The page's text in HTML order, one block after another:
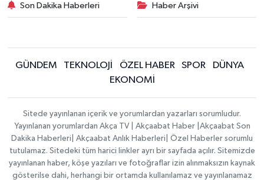
Son Dakika Haberleri Haber Arşivi
GÜNDEM TEKNOLOJİ ÖZEL HABER SPOR
DÜNYA
EKONOMİ
Sitede yayınlanan içerik ve yorumlardan yazarları sorumludur.
Yayınlanan yorumlardan Akça TV | Akçaabat Haber |Akçaabat Son
Dakika Haberleri| Akçaabat Anlık Haberleri| Özel Haberler sorumlu
tutulamaz. Sitedeki tüm harici linkler ayrı bir sayfada açılır. Sitemizde
yayınlanan haber, köşe yazıları ve fotoğraflar izin alınmaksızın kaynak
gösterilse dahi, herhangi bir ortamda kullanılamaz ve yayınlanamaz